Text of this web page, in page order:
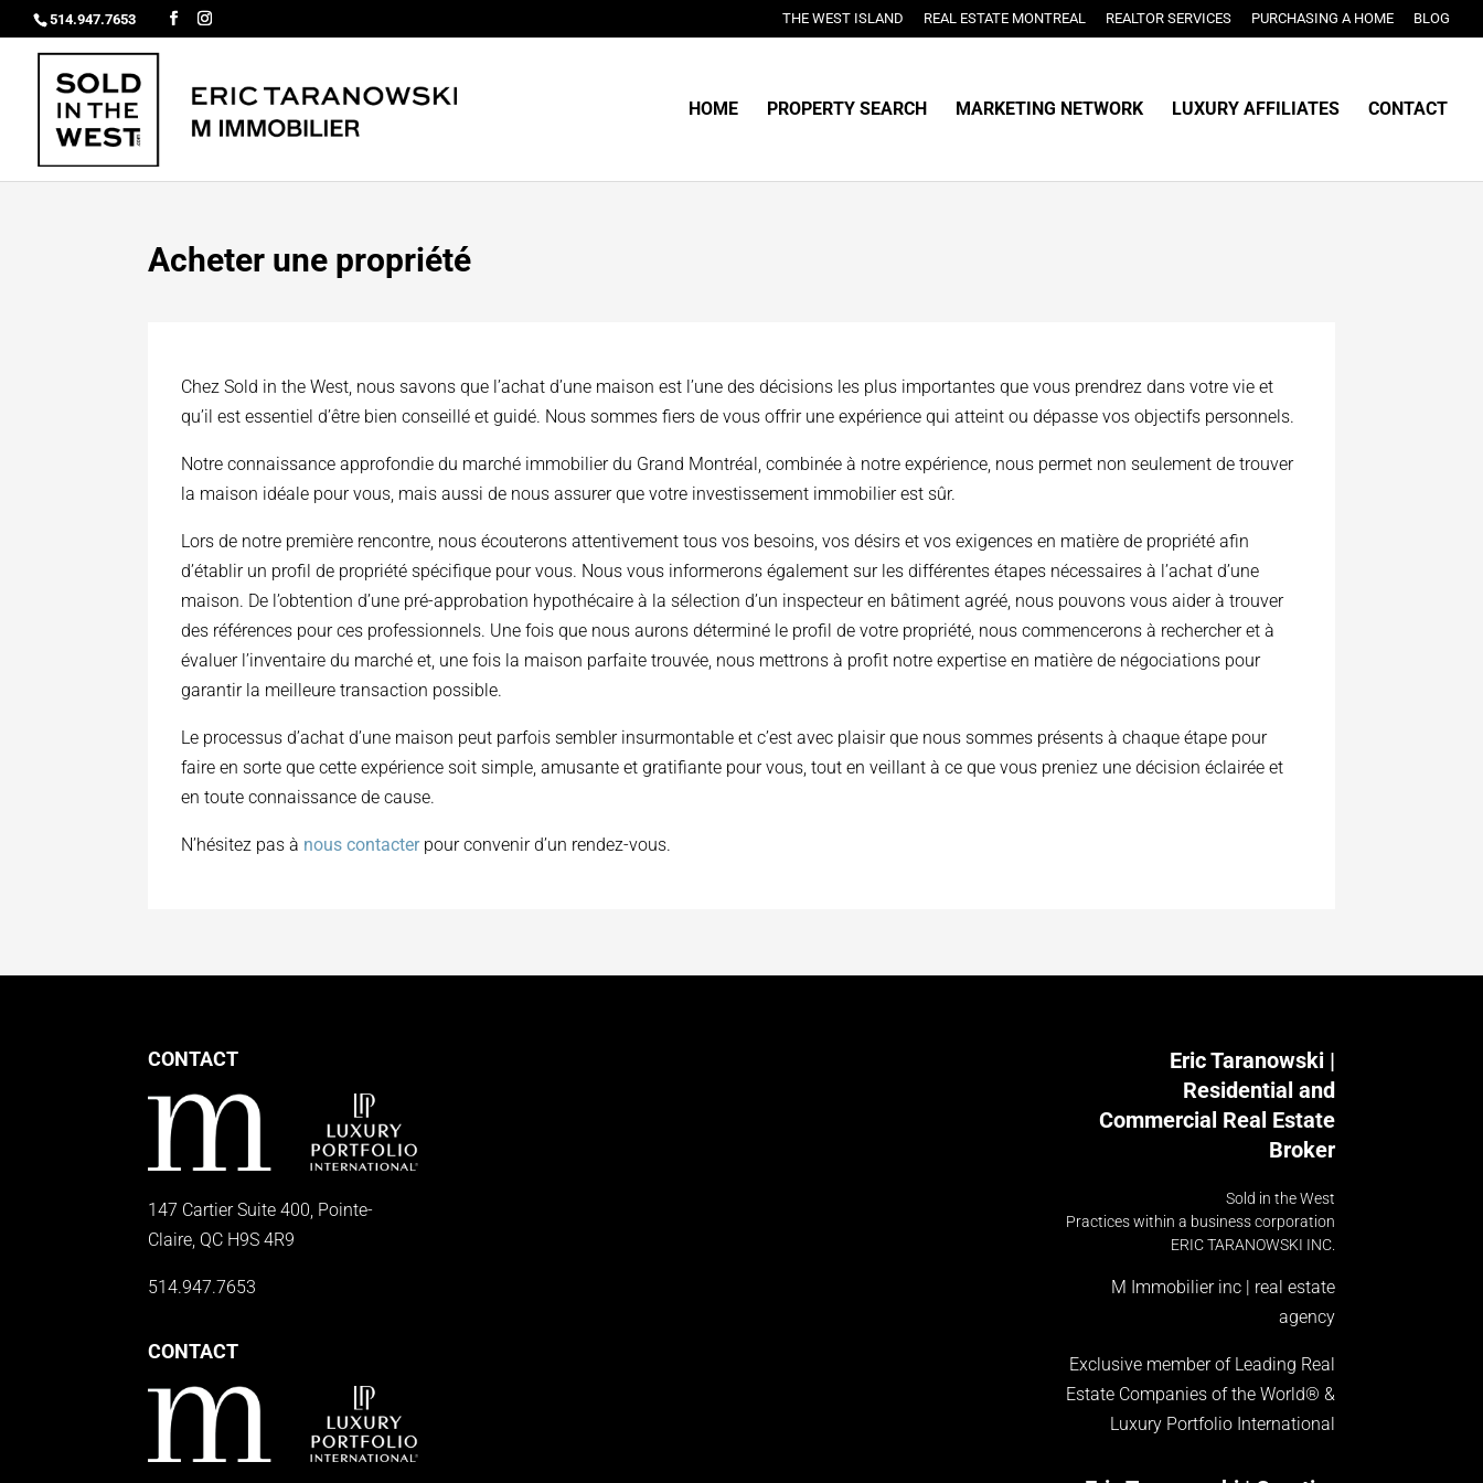
514.947.7653 THE WEST ISLAND REAL ESTATE MONTREAL REALTOR SERVICES PURCHASING A HOME BLOG
HOME PROPERTY SEARCH MARKETING NETWORK LUXURY AFFILIATES CONTACT
Acheter une propriété
Chez Sold in the West, nous savons que l’achat d’une maison est l’une des décisions les plus importantes que vous prendrez dans votre vie et
qu’il est essentiel d’être bien conseillé et guidé. Nous sommes fiers de vous offrir une expérience qui atteint ou dépasse vos objectifs personnels.
Notre connaissance approfondie du marché immobilier du Grand Montréal, combinée à notre expérience, nous permet non seulement de trouver
la maison idéale pour vous, mais aussi de nous assurer que votre investissement immobilier est sûr.
Lors de notre première rencontre, nous écouterons attentivement tous vos besoins, vos désirs et vos exigences en matière de propriété afin
d’établir un profil de propriété spécifique pour vous. Nous vous informerons également sur les différentes étapes nécessaires à l’achat d’une
maison. De l’obtention d’une pré-approbation hypothécaire à la sélection d’un inspecteur en bâtiment agréé, nous pouvons vous aider à trouver
des références pour ces professionnels. Une fois que nous aurons déterminé le profil de votre propriété, nous commencerons à rechercher et à
évaluer l’inventaire du marché et, une fois la maison parfaite trouvée, nous mettrons à profit notre expertise en matière de négociations pour
garantir la meilleure transaction possible.
Le processus d’achat d’une maison peut parfois sembler insurmontable et c’est avec plaisir que nous sommes présents à chaque étape pour
faire en sorte que cette expérience soit simple, amusante et gratifiante pour vous, tout en veillant à ce que vous preniez une décision éclairée et
en toute connaissance de cause.
N’hésitez pas à nous contacterpour convenir d’un rendez-vous.
CONTACT
147 Cartier Suite 400, Pointe-
Claire, QC H9S 4R9
514.947.7653
CONTACT
Eric Taranowski |
Residential and
Commercial Real Estate
Broker
Sold in the West
Practices within a business corporation
ERIC TARANOWSKI INC.
M Immobilier inc | real estate
agency
Exclusive member of Leading Real
Estate Companies of the World® &
Luxury Portfolio International